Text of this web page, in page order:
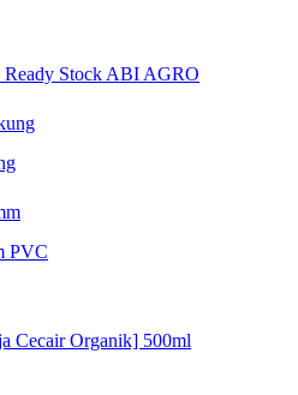
Stock ABI AGRO
PVC
Cecair Organik] 500ml